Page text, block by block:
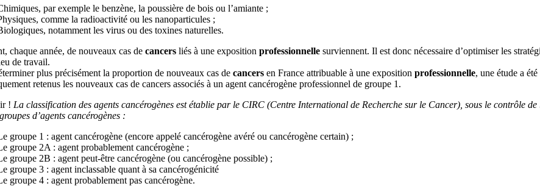
par exemple le benzène, la poussière de bois ou l’amiante ;
comme la radioactivité ou les nanoparticules ;
notamment les virus ou des toxines naturelles.
chaque année, de nouveaux cas de cancersliés à une exposition professionnelle surviennent. Il est donc nécessaire d’optimiser les
de travail.
plus précisément la proportion de nouveaux cas de cancersen France attribuable à une exposition professionnelle, une étude a
retenus les nouveaux cas de cancers associés à un agent cancérogène professionnel de groupe 1.
! La classification des agents cancérogènes est établie par le CIRC (Centre International de Recherche sur le Cancer), sous le contrôle
d’agents cancérogènes :
groupe 1 : agent cancérogène (encore appelé cancérogène avéré ou cancérogène certain) ;
groupe 2A : agent probablement cancérogène ;
groupe 2B : agent peut-être cancérogène (ou cancérogène possible) ;
groupe 3 : agent inclassable quant à sa cancérogénicité
groupe 4 : agent probablement pas cancérogène.